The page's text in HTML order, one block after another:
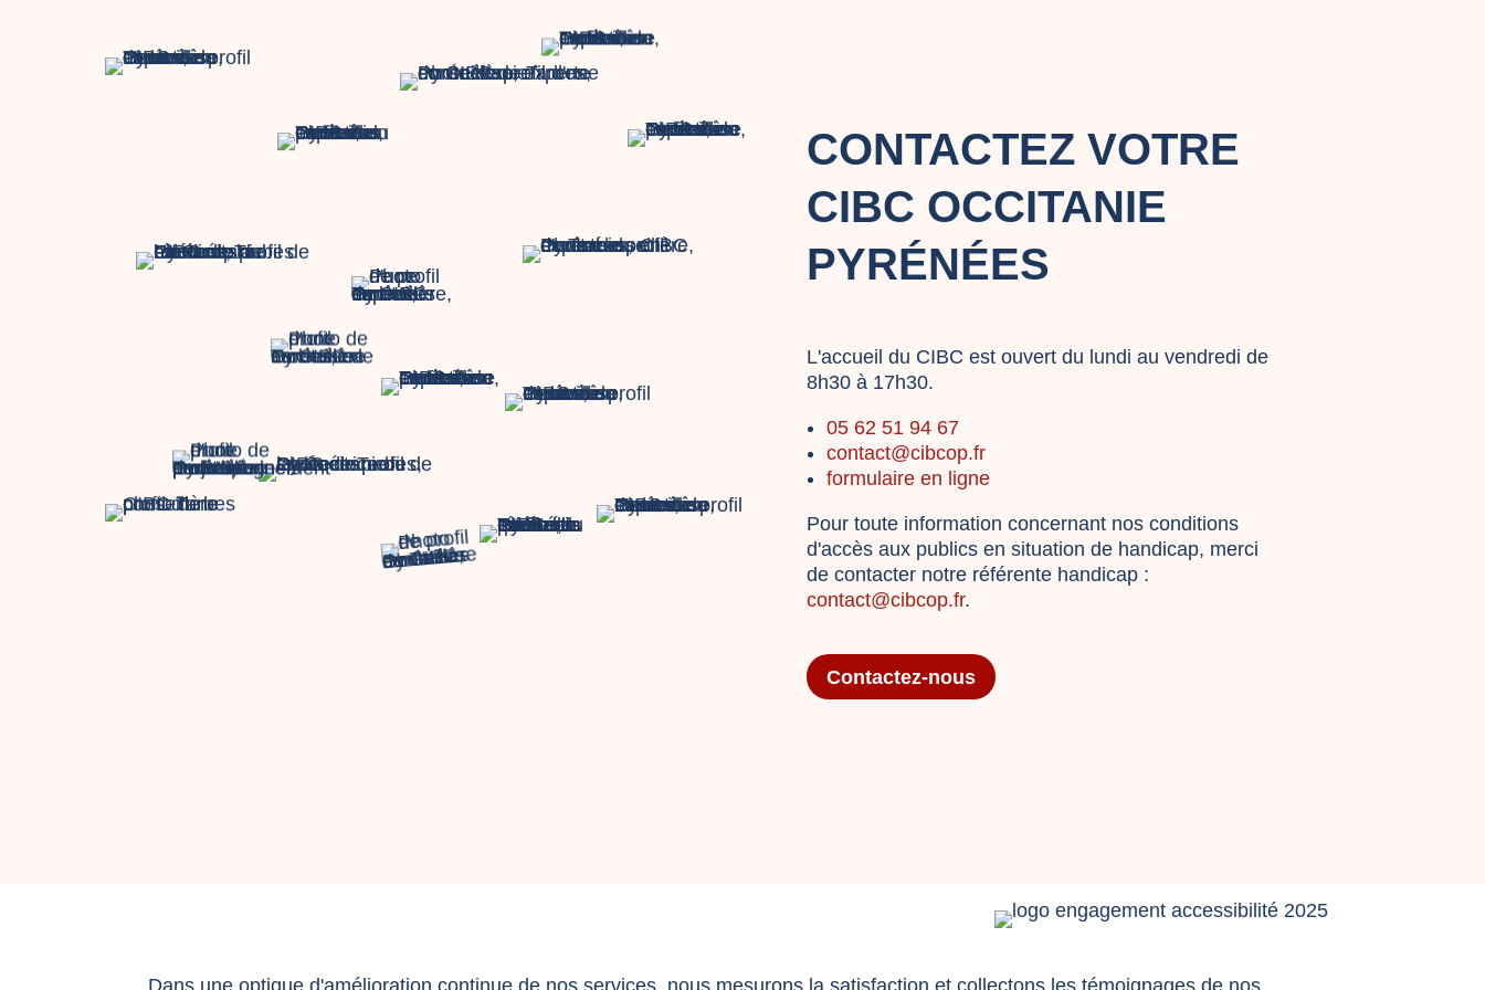
CONTACTEZ VOTRE
CIBC OCCITANIE
PYRÉNÉES
L'accueil du CIBC est ouvert du lundi au vendredi de
8h30 à 17h30.
05 62 51 94 67
contact@cibcop.fr
formulaire en ligne
Pour toute information concernant nos conditions
d'accès aux publics en situation de handicap, merci
de contacter notre référente handicap :
contact@cibcop.fr.
Contactez-nous
Dans une optique d'amélioration continue de nos services, nous mesurons la satisfaction et collectons les témoignages de nos